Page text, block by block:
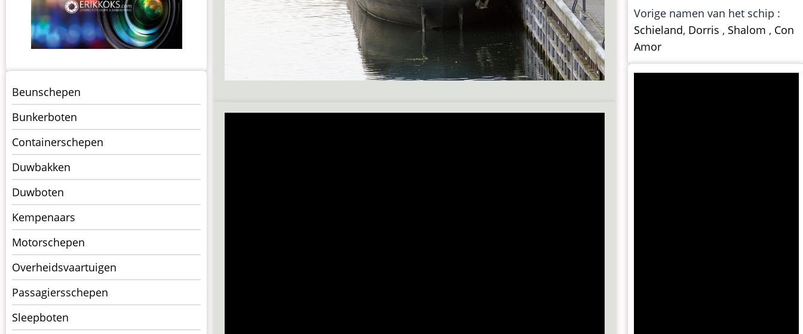
Menu
Schepen
Beunschepen
Bunkerboten
Containerschepen
Duwbakken
Duwboten
Kempenaars
Motorschepen
Overheidsvaartuigen
Passagiersschepen
Sleepboten
Vorige namen van het schip :
Schieland, Dorris , Shalom , Con
Amor